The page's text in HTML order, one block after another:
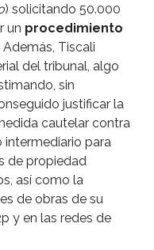
) solicitando 50.000
un procedimiento
Tiscali
del tribunal, algo
sin
justificar la
cautelar contra
para
de propiedad
así­ como la
de obras de su
y en las redes de